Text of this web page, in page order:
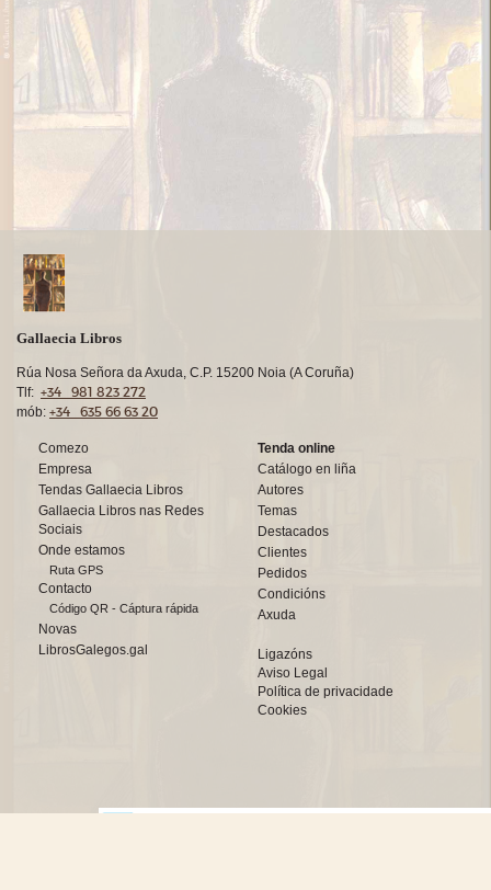
Gallaecia Libros
Rúa Nosa Señora da Axuda, C.P. 15200 Noia (A Coruña)
Tlf: +34 981 823 272
mób: +34 635 66 63 20
Comezo
Empresa
Tendas Gallaecia Libros
Gallaecia Libros nas Redes
Sociais
Onde estamos
Ruta GPS
Contacto
Código QR - Cáptura rápida
Novas
LibrosGalegos.gal
Tenda online
Catálogo en liña
Autores
Temas
Destacados
Clientes
Pedidos
Condicións
Axuda
Ligazóns
Aviso Legal
Política de privacidade
Cookies